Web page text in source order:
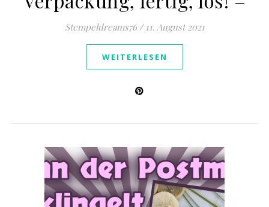
Stempeldreams76 / 11. August 2021
WEITERLESEN